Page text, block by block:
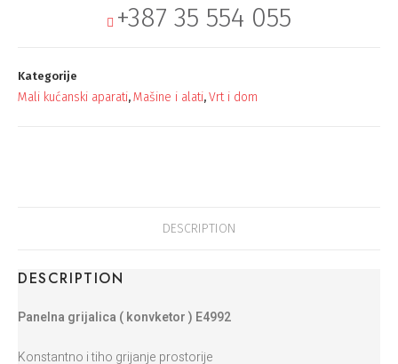
+387 35 554 055
Kategorije
Mali kućanski aparati, Mašine i alati, Vrt i dom
DESCRIPTION
DESCRIPTION
Panelna grijalica ( konvketor ) E4992
Konstantno i tiho grijanje prostorije